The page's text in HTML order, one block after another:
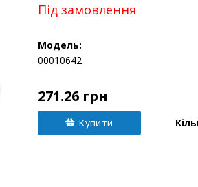
Під замовлення
Модель:
00010642
271.26 грн
Купити